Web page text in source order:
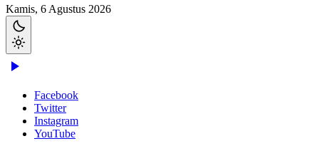
Kamis, 6 Agustus 2026
Facebook
Twitter
Instagram
YouTube